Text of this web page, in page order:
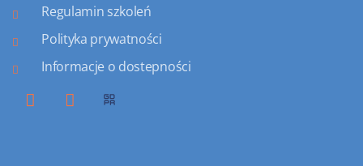
Regulamin szkoleń
Polityka prywatności
Informacje o dostepności